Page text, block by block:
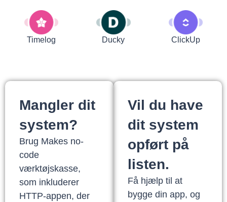
Timelog Ducky ClickUp
Mangler dit
system?
Brug Makes no-
code
værktøjskasse,
som inkluderer
HTTP-appen, der
Vil du have
dit system
opført på
listen.
Få hjælp til at
bygge din app, og